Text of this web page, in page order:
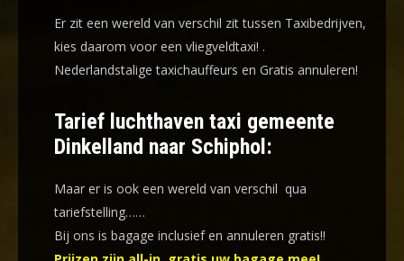
Er zit een wereld van verschil zit tussen Taxibedrijven,
kies daarom voor een vliegveldtaxi! .
Nederlandstalige taxichauffeurs en Gratis annuleren!
Tarief luchthaven taxi gemeente
Dinkelland naar Schiphol:
Maar er is ook een wereld van verschil qua
tariefstelling……
Bij ons is bagage inclusief en annuleren gratis!!